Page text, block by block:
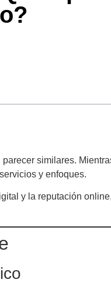
similares.
y enfoques.
y la reputación